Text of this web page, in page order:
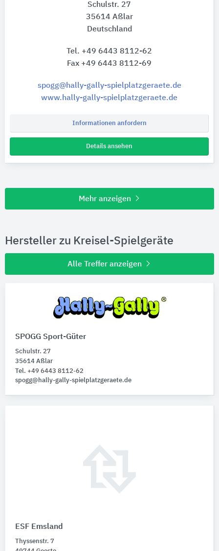
Schulstr. 27
35614 Aßlar
Deutschland
Tel. +49 6443 8112-62
Fax +49 6443 8112-69
spogg@hally-gally-spielplatzgeraete.de
www.hally-gally-spielplatzgeraete.de
Informationen anfordern
Details ansehen
Mehr anzeigen
Hersteller zu Kreisel-Spielgeräte
Alle Treffer anzeigen
SPOGG Sport-Güter
Schulstr. 27
35614 Aßlar
Tel. +49 6443 8112-62
spogg@hally-gally-spielplatzgeraete.de
ESF Emsland
Thyssenstr. 7